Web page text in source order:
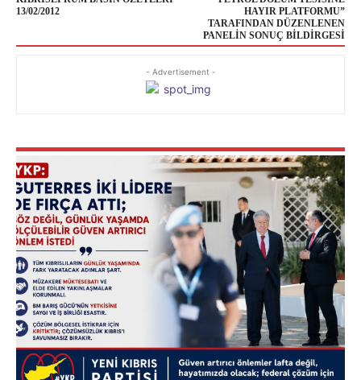
13/02/2012
HAYIR PLATFORMU”
TARAFINDAN DÜZENLENEN
PANELİN SONUÇ BİLDİRGESİ
- Advertisement -